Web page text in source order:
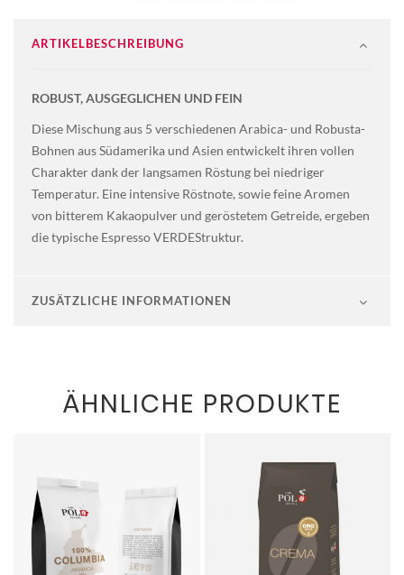
ARTIKELBESCHREIBUNG
ROBUST, AUSGEGLICHEN UND FEIN
Diese Mischung aus 5 verschiedenen Arabica- und Robusta-
Bohnen aus Südamerika und Asien entwickelt ihren vollen
Charakter dank der langsamen Röstung bei niedriger
Temperatur. Eine intensive Röstnote, sowie feine Aromen
von bitterem Kakaopulver und geröstetem Getreide, ergeben
die typische Espresso VERDEStruktur.
ZUSÄTZLICHE INFORMATIONEN
ÄHNLICHE PRODUKTE